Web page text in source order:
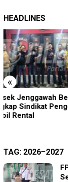
HEADLINES
«
DPK Porong
Sidoarjo Datangi
Tindaklanjuti
TAG: 2026–2027